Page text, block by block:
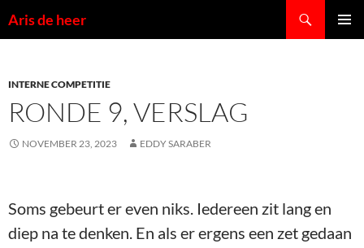
naar
Aris de heer
INTERNE COMPETITIE
RONDE 9, VERSLAG
NOVEMBER 23, 2023 EDDY SARABER
Soms gebeurt er even niks. Iedereen zit lang en
diep na te denken. En als er ergens een zet gedaan